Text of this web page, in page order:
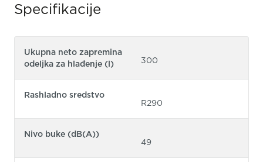
Specifikacije
Ukupna neto zapremina
odeljka za hlađenje (l)
300
Rashladno sredstvo
R290
Nivo buke (dB(A))
49